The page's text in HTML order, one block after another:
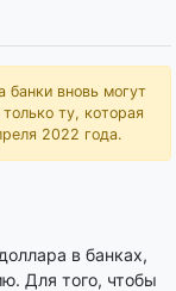
банки вновь могут
ту, которая
2022 года.
в банках,
Для того, чтобы